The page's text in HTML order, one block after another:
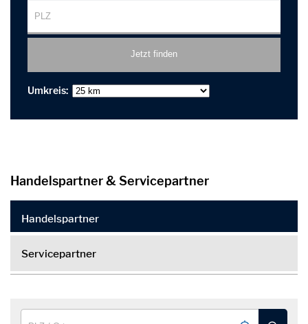
Umkreis:
Handelspartner & Servicepartner
Handelspartner
Servicepartner